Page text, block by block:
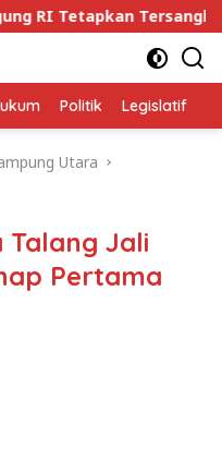
Tetapkan Tersangka
Politik Legislatif
Utara
Talang Jali
Pertama